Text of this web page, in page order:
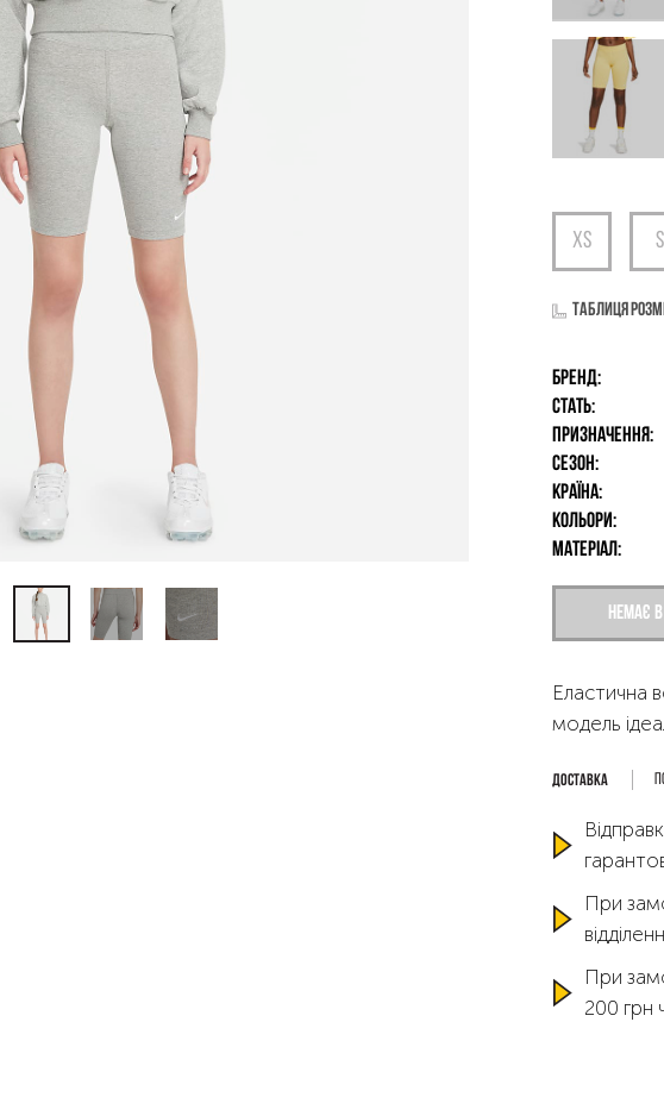
Таблиця
Бренд:
Стать:
Призначення:
Сезон:
Країна:
Кольори:
Матеріал:
Немає
Еластична
модель
При
При
200 грн